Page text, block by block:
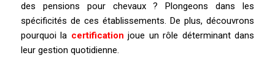
des pensions pour chevaux ? Plongeons dans les
spécificités de ces établissements. De plus, découvrons
pourquoi la certification joue un rôle déterminant dans
leur gestion quotidienne.